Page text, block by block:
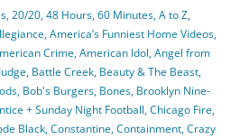
,20/20,48 Hours,60 Minutes,A to Z,
,America’s Funniest Home Videos,
Crime,American Idol,Angel from
, Battle Creek, Beauty & The Beast,
, Bob's Burgers, Bones, Brooklyn Nine-
+ Sunday Night Football,Chicago Fire,
Black,Constantine,Containment,Crazy